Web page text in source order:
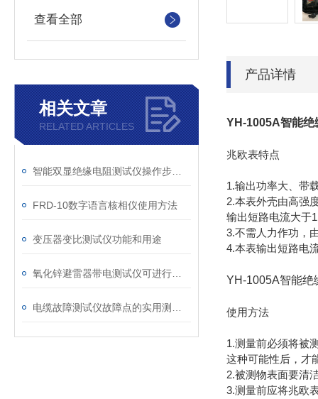
查看全部
相关文章
RELATED ARTICLES
FRD-10数字语言核相仪使用方法
变压器变比测试仪功能和用途
产品详情
YH-1005A智能绝
兆欧表特点
1.输出功率大、带
2.本表外壳由高强
输出短路电流大于
3.不需人力作功，
4.本表输出短路电
YH-1005A智能绝
使用方法
1.测量前必须将被
这种可能性后，才
2.被测物表面要清
3.测量前应将兆欧